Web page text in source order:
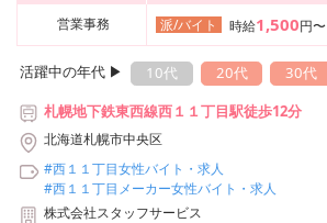
営業事務 派/バイト 時給1,500円〜
活躍中の年代 ▶︎ 10代 20代 30代
札幌地下鉄東西線西１１丁目駅徒歩12分
北海道札幌市中央区
#西１１丁目女性バイト・求人
#西１１丁目メーカー女性バイト・求人
株式会社スタッフサービス